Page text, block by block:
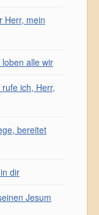
Herr, mein
alle wir
ich, Herr,
bereitet
dir
Jesum